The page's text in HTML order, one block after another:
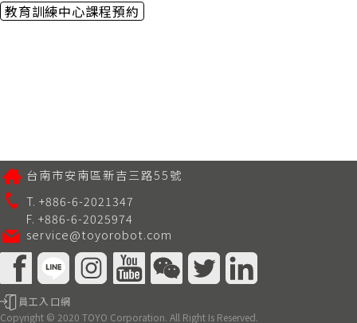
教育訓練中心課程預約
台南市安南區新吉三路55號
T. +886-6-2021347
F. +886-6-2025974
service@toyorobot.com
員工入口網
Copyright © 2020 TOYO Corporation. All Right Is Reserved.